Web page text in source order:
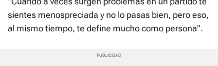
sientes menospreciada y no lo pasas bien, pero eso,
al mismo tiempo, te define mucho como persona".